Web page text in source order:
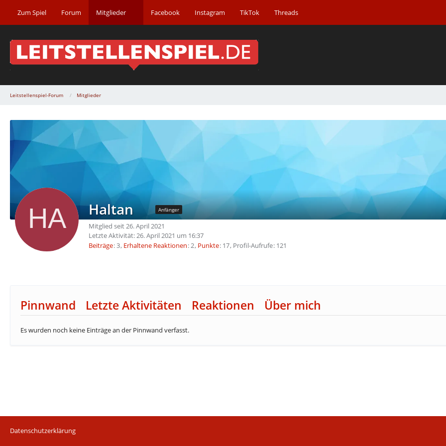
Zum Spiel Forum Mitglieder Facebook Instagram TikTok Threads
Leitstellenspiel-Forum Mitglieder
Haltan Anfänger
Mitglied seit 26. April 2021
Letzte Aktivität:26. April 2021 um 16:37
Beiträge 3 Erhaltene Reaktionen 2 Punkte 17 Profil-Aufrufe 121
Pinnwand Letzte Aktivitäten Reaktionen Über mich
Es wurden noch keine Einträge an der Pinnwand verfasst.
Datenschutzerklärung